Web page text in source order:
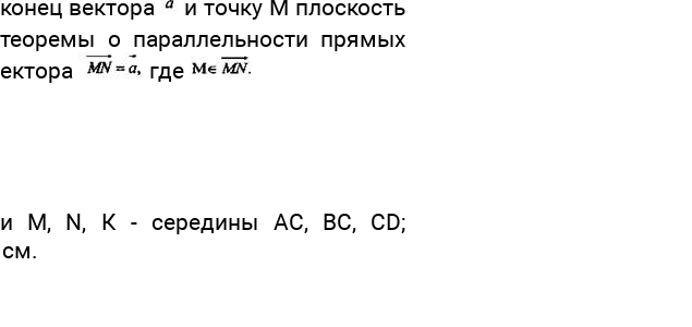
вектора
и точку М плоскость
о параллельности прямых
где
М, N, К - середины АС, ВС, CD;